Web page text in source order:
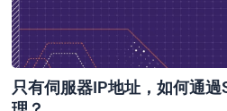
只有伺服器IP地址，如何通